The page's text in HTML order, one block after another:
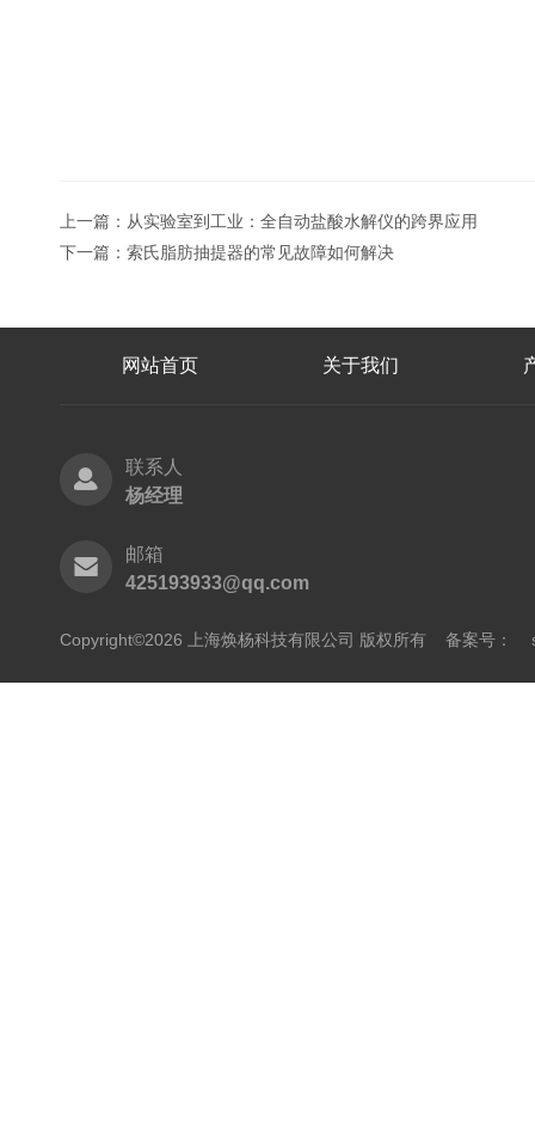
上一篇： 从实验室到工业：全自动盐酸水解仪的跨界应用
下一篇： 索氏脂肪抽提器的常见故障如何解决
网站首页 关于我们
联系人
杨经理
邮箱
425193933@qq.com
Copyright©2026 上海焕杨科技有限公司 版权所有 备案号：